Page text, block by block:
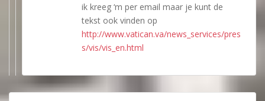
ik kreeg ‘m per email maar je kunt de
tekst ook vinden op
http://www.vatican.va/news_services/pres
s/vis/vis_en.html